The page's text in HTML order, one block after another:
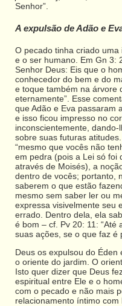
Senhor”.
A expulsão de Adão e
O pecado tinha criado
e o ser humano. Em Gn 3:
Senhor Deus: Eis que o
conhecedor do bem e do
e toque também na árvore
eternamente”. Esse
que Adão e Eva passaram
e isso ficou impresso no
inconscientemente,
sobre suas futuras
“mesmo que vocês não
em pedra (pois a Lei só foi
através de Moisés), a
dentro de vocês; portanto,
saberem o que estão
mesmo sem saber ler ou
expressa visivelmente seu
errado. Dentro dela, ela
é bom – cf. Pv 20: 11:
suas ações, se o que faz é
Deus os expulsou do
o oriente do jardim. O
Isto quer dizer que Deus
espiritual entre Ele e o
com o pecado e não mais
relacionamento íntimo com